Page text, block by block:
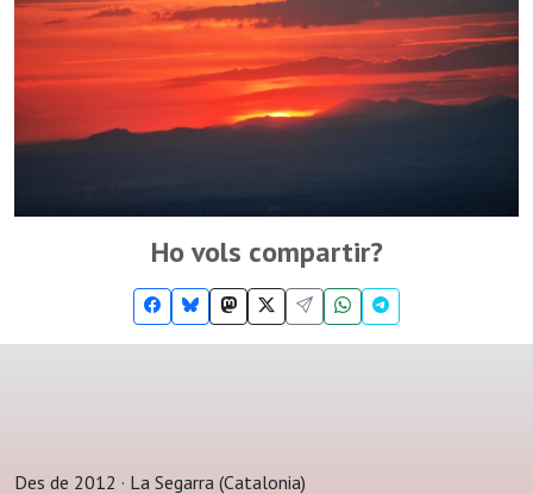
Ho vols compartir?
Des de 2012 · La Segarra (Catalonia)